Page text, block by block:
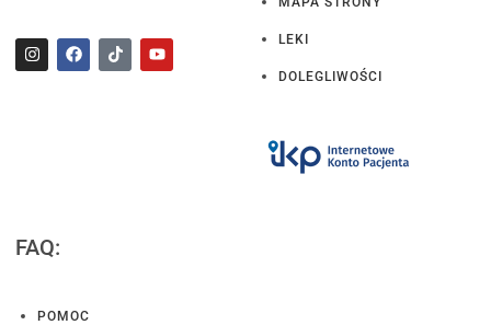
LEKI
DOLEGLIWOŚCI
FAQ:
POMOC